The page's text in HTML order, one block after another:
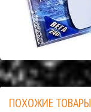
ПОХОЖИЕ ТОВАРЫ